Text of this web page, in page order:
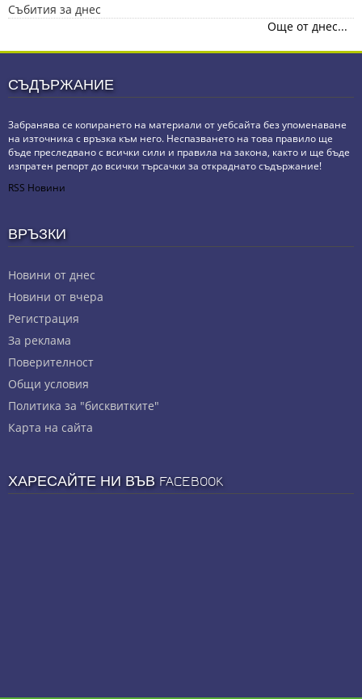
Събития за днес
Още от днес...
СЪДЪРЖАНИЕ
Забранява се копирането на материали от уебсайта без упоменаване
на източника с връзка към него. Неспазването на това правило ще
бъде преследвано с всички сили и правила на закона, както и ще бъде
изпратен репорт до всички търсачки за откраднато съдържание!
RSS Новини
ВРЪЗКИ
Новини от днес
Новини от вчера
Регистрация
За реклама
Πoвepитeлнocт
Общи условия
Политика за "бисквитките"
Карта на сайта
ХАРЕСАЙТЕ НИ ВЪВ FACEBOOK